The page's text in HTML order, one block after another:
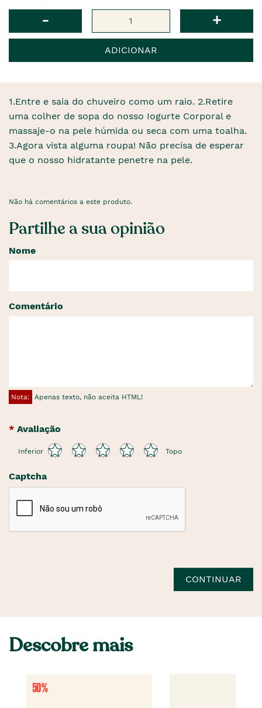
- +
ADICIONAR
1.Entre e saia do chuveiro como um raio. 2.Retire
uma colher de sopa do nosso Iogurte Corporal e
massaje-o na pele húmida ou seca com uma toalha.
3.Agora vista alguma roupa! Não precisa de esperar
que o nosso hidratante penetre na pele.
Não há comentários a este produto.
Partilhe a sua opinião
Nome
Comentário
Nota: Apenas texto, não aceita HTML!
Avaliação
Inferior Topo
Captcha
CONTINUAR
Descobre mais